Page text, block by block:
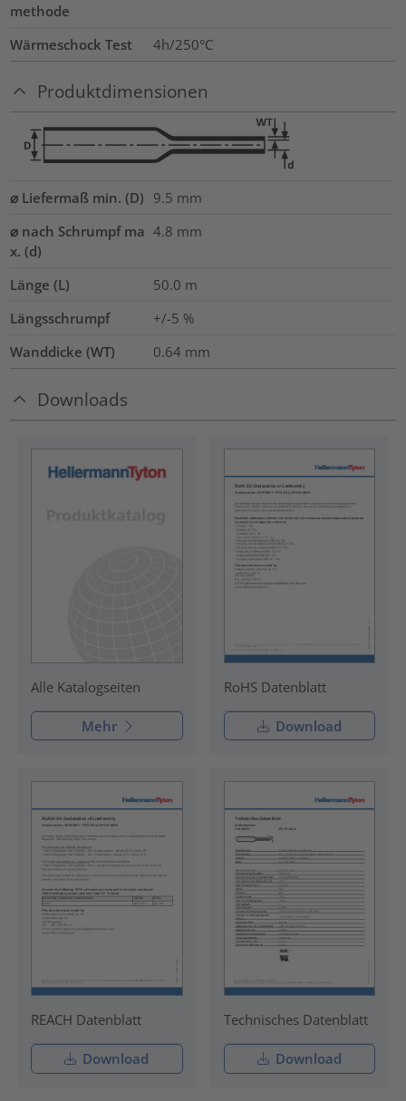
methode
Wärmeschock Test
4h/250°C
Produktdimensionen
⌀ Liefermaß min. (D) 9.5 mm
⌀ nach Schrumpf ma
x. (d)
4.8 mm
Länge (L) 50.0 m
Längsschrumpf
+/-5 %
Wanddicke (WT)
0.64 mm
Downloads
Alle Katalogseiten
Mehr
RoHS Datenblatt
Download
REACH Datenblatt
Download
Technisches Datenblatt
Download